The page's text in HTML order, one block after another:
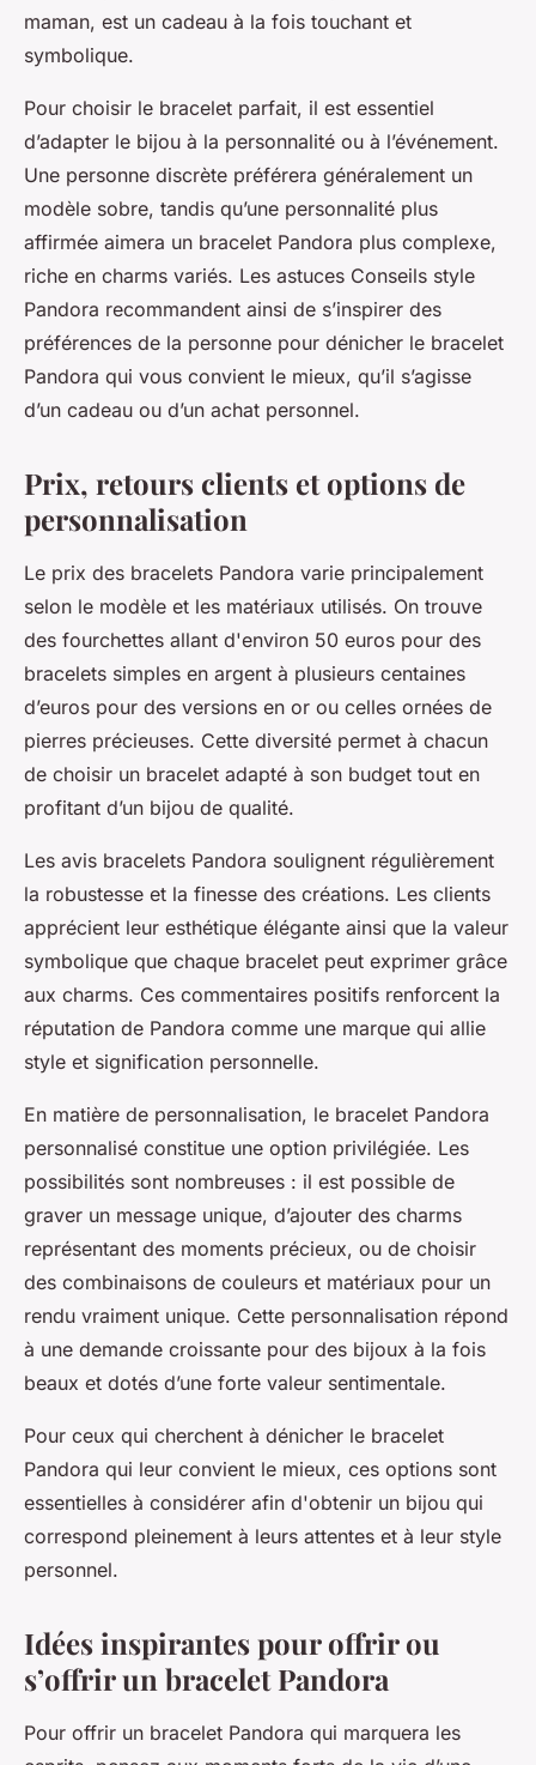
maman, est un cadeau à la fois touchant et
symbolique.
Pour choisir le bracelet parfait, il est essentiel
d’adapter le bijou à la personnalité ou à l’événement.
Une personne discrète préférera généralement un
modèle sobre, tandis qu’une personnalité plus
affirmée aimera un bracelet Pandora plus complexe,
riche en charms variés. Les astuces Conseils style
Pandora recommandent ainsi de s’inspirer des
préférences de la personne pour dénicher le bracelet
Pandora qui vous convient le mieux, qu’il s’agisse
d’un cadeau ou d’un achat personnel.
Prix, retours clients et options de
personnalisation
Le prix des bracelets Pandora varie principalement
selon le modèle et les matériaux utilisés. On trouve
des fourchettes allant d'environ 50 euros pour des
bracelets simples en argent à plusieurs centaines
d’euros pour des versions en or ou celles ornées de
pierres précieuses. Cette diversité permet à chacun
de choisir un bracelet adapté à son budget tout en
profitant d’un bijou de qualité.
Les avis bracelets Pandora soulignent régulièrement
la robustesse et la finesse des créations. Les clients
apprécient leur esthétique élégante ainsi que la valeur
symbolique que chaque bracelet peut exprimer grâce
aux charms. Ces commentaires positifs renforcent la
réputation de Pandora comme une marque qui allie
style et signification personnelle.
En matière de personnalisation, le bracelet Pandora
personnalisé constitue une option privilégiée. Les
possibilités sont nombreuses : il est possible de
graver un message unique, d’ajouter des charms
représentant des moments précieux, ou de choisir
des combinaisons de couleurs et matériaux pour un
rendu vraiment unique. Cette personnalisation répond
à une demande croissante pour des bijoux à la fois
beaux et dotés d’une forte valeur sentimentale.
Pour ceux qui cherchent à dénicher le bracelet
Pandora qui leur convient le mieux, ces options sont
essentielles à considérer afin d'obtenir un bijou qui
correspond pleinement à leurs attentes et à leur style
personnel.
Idées inspirantes pour offrir ou
s’offrir un bracelet Pandora
Pour offrir un bracelet Pandora qui marquera les